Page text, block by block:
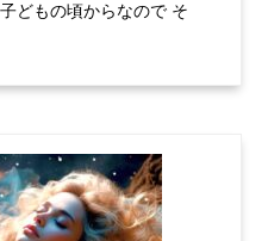
どもの頃からなので そ